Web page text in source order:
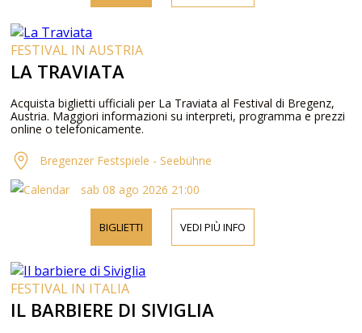
FESTIVAL IN AUSTRIA
LA TRAVIATA
Acquista biglietti ufficiali per La Traviata al Festival di Bregenz,
Austria. Maggiori informazioni su interpreti, programma e prezzi
online o telefonicamente.
Bregenzer Festspiele - Seebühne
sab 08 ago 2026 21:00
BIGLIETTI VEDI PIÙ INFO
FESTIVAL IN ITALIA
IL BARBIERE DI SIVIGLIA